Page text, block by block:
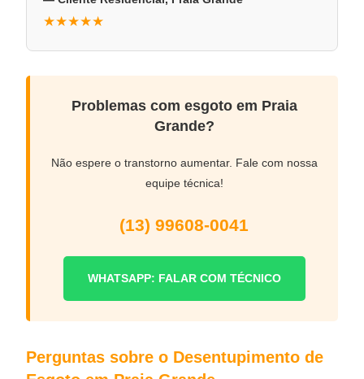
★★★★★
Problemas com esgoto em Praia
Grande?
Não espere o transtorno aumentar. Fale com nossa
equipe técnica!
(13) 99608-0041
WHATSAPP: FALAR COM TÉCNICO
Perguntas sobre o Desentupimento de